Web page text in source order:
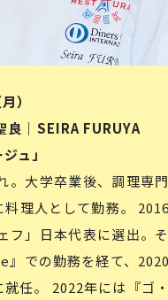
）
良｜SEIRA FURUYA
ュ」
。大学卒業後、調理専
理人として勤務。
フ」日本代表に選出。
』での勤務を経て、
任。 2022年には『ゴ・